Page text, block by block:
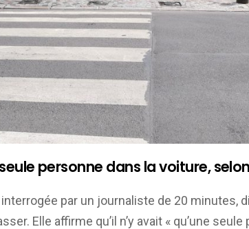
personne dans la voiture,
par un journaliste de 20 minutes,
Elle affirme qu’il n’y avait « qu’une